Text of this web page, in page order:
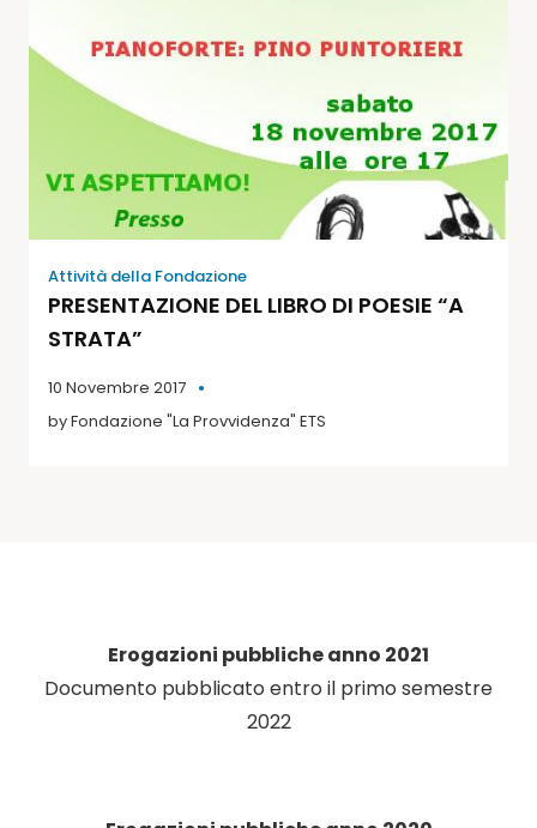
Attività della Fondazione
PRESENTAZIONE DEL LIBRO DI POESIE “A
STRATA”
10 Novembre 2017
byFondazione "La Provvidenza" ETS
Erogazioni pubbliche anno 2021
Documento pubblicato entro il primo semestre
2022